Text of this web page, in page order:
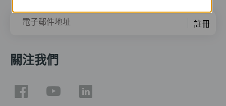
電子郵件地址 註冊
關注我們